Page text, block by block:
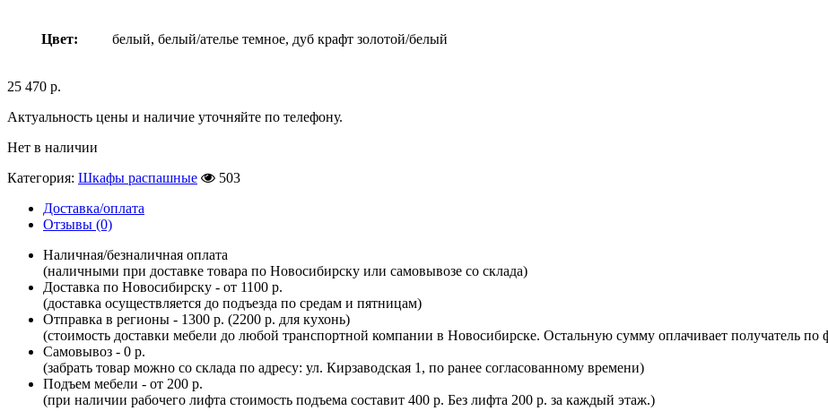
Цвет: белый, белый/ателье темное, дуб крафт золотой/белый
25 470 р.
Актуальность цены и наличие уточняйте по телефону.
Нет в наличии
Категория: Шкафы распашные
503
Доставка/оплата
Отзывы (0)
Наличная/безналичная оплата
(наличными при доставке товара по Новосибирску или самовывозе со склада)
Доставка по Новосибирску - от 1100 р.
(доставка осуществляется до подъезда по средам и пятницам)
Отправка в регионы - 1300 р. (2200 р. для кухонь)
(стоимость доставки мебели до любой транспортной компании в Новосибирске. Остальную сумму оплачивает получатель по
Самовывоз - 0 р.
(забрать товар можно со склада по адресу: ул. Кирзаводская 1, по ранее согласованному времени)
Подъем мебели - от 200 р.
(при наличии рабочего лифта стоимость подъема составит 400 р. Без лифта 200 р. за каждый этаж.)